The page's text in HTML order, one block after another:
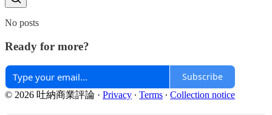
No posts
Ready for more?
Subscribe
© 2026 吐納商業評論 · Privacy ∙ Terms ∙ Collection notice